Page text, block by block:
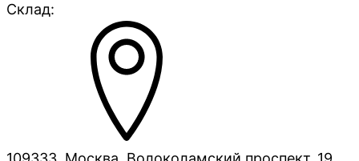
Склад: